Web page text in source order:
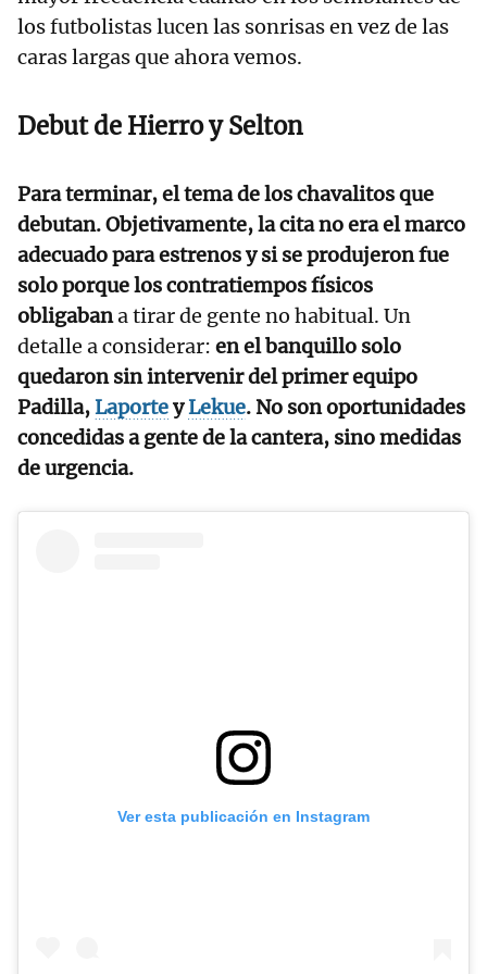
los futbolistas lucen las sonrisas en vez de las
caras largas que ahora vemos.
Debut de Hierro y Selton
Para terminar, el tema de los chavalitos que
debutan. Objetivamente, la cita no era el marco
adecuado para estrenos y si se produjeron fue
solo porque los contratiempos físicos
obligabana tirar de gente no habitual. Un
detalle a considerar: en el banquillo solo
quedaron sin intervenir del primer equipo
Padilla,LaporteyLekue. No son oportunidades
concedidas a gente de la cantera, sino medidas
de urgencia.
Ver esta publicación en Instagram